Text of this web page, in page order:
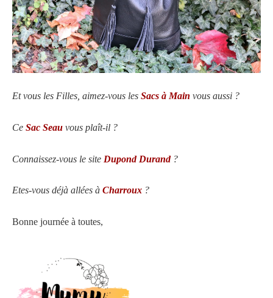
Et vous les Filles, aimez-vous les Sacs à Main vous aussi ?
Ce Sac Seau vous plaît-il ?
Connaissez-vous le site Dupond Durand?
Etes-vous déjà allées à Charroux ?
Bonne journée à toutes,